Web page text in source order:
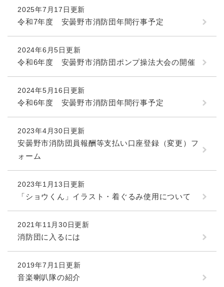
2025年7月17日更新
令和7年度 安曇野市消防団年間行事予定
2024年6月5日更新
令和6年度 安曇野市消防団ポンプ操法大会の開催
2024年5月16日更新
令和6年度 安曇野市消防団年間行事予定
2023年4月30日更新
安曇野市消防団員報酬等支払い口座登録（変更）フ
ォーム
2023年1月13日更新
「ショウくん」イラスト・着ぐるみ使用について
2021年11月30日更新
消防団に入るには
2019年7月1日更新
音楽喇叭隊の紹介